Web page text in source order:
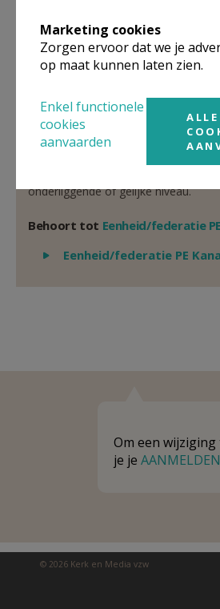
Stuur een mailtje
Google Maps
Organisatiestructuur
onderliggende of gelijke niveau.
Behoort tot Eenheid/federatie
Weergeven
Eenheid/federatie PE
Om een
je je AANMELDEN
© 2026 Kerk en Media vzw
Marketing cookies
Zorgen ervoor dat we je
op maat kunnen laten zien.
Enkel functionele
cookies
aanvaarden
ALLE